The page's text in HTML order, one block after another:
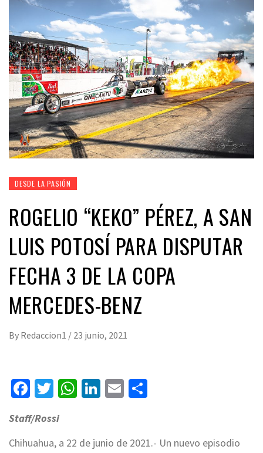
DESDE LA PASIÓN
ROGELIO “KEKO” PÉREZ, A SAN
LUIS POTOSÍ PARA DISPUTAR
FECHA 3 DE LA COPA
MERCEDES-BENZ
By Redaccion1 / 23 junio, 2021
Facebook
Twitter
WhatsApp
LinkedIn
Email
Staff/Rossi
Chihuahua, a 22 de junio de 2021.- Un nuevo episodio